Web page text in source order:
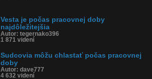
Vesta je počas pracovnej doby
najdôležitejšia
Autor: tegernako396
1 871 videní
Sudcovia môžu chlastať počas pracovnej
doby
Autor: dave777
4 632 videní